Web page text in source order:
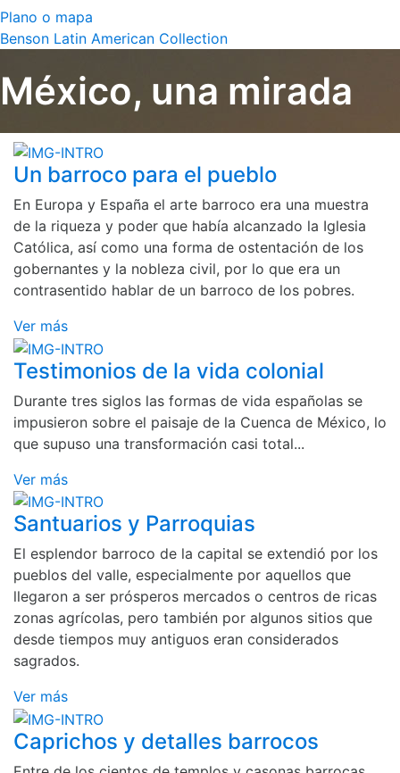
Plano o mapa
Benson Latin American Collection
México, una mirada
Un barroco para el pueblo
En Europa y España el arte barroco era una muestra
de la riqueza y poder que había alcanzado la Iglesia
Católica, así como una forma de ostentación de los
gobernantes y la nobleza civil, por lo que era un
contrasentido hablar de un barroco de los pobres.
Ver más
Testimonios de la vida colonial
Durante tres siglos las formas de vida españolas se
impusieron sobre el paisaje de la Cuenca de México, lo
que supuso una transformación casi total...
Ver más
Santuarios y Parroquias
El esplendor barroco de la capital se extendió por los
pueblos del valle, especialmente por aquellos que
llegaron a ser prósperos mercados o centros de ricas
zonas agrícolas, pero también por algunos sitios que
desde tiempos muy antiguos eran considerados
sagrados.
Ver más
Caprichos y detalles barrocos